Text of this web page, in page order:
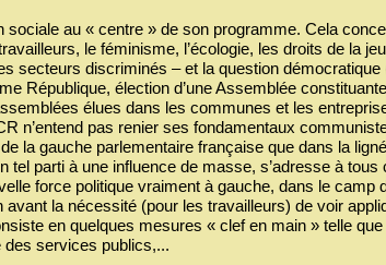
sociale au « centre » de son programme. Cela
le féminisme, l’écologie, les droits de la
secteurs discriminés – et la question
République, élection d’une Assemblée
élues dans les communes et les
n’entend pas renier ses fondamentaux
la gauche parlementaire française que dans la
tel parti à une influence de masse, s’adresse à
force politique vraiment à gauche, dans le camp
la nécessité (pour les travailleurs) de voir
en quelques mesures « clef en main » telle que
services publics,...